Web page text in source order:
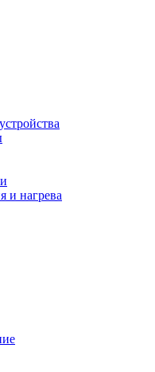
и нагрева